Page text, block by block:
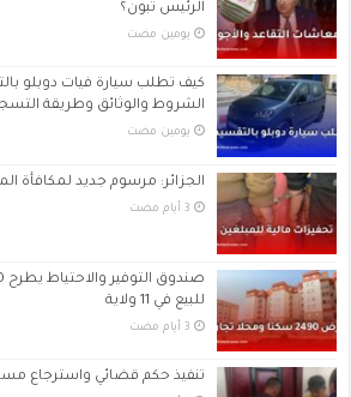
الرئيس تبون؟
‏يومين مضت
كيف تطلب سيارة فيات دوبلو
الشروط والوثائق وطريقة التسجيل
‏يومين مضت
الجزائر: مرسوم جديد لمكافأة
للبيع في 11 ولاية
تنفيذ حكم قضائي واسترجاع